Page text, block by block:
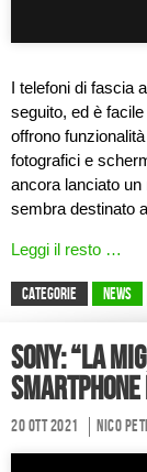
I telefoni di fascia
seguito, ed è
offrono
fotografici e
ancora lanciato un
sembra destinato a
Leggi il resto …
CATEGORIE News
Sony: “la
20 Ott 2021 Nico